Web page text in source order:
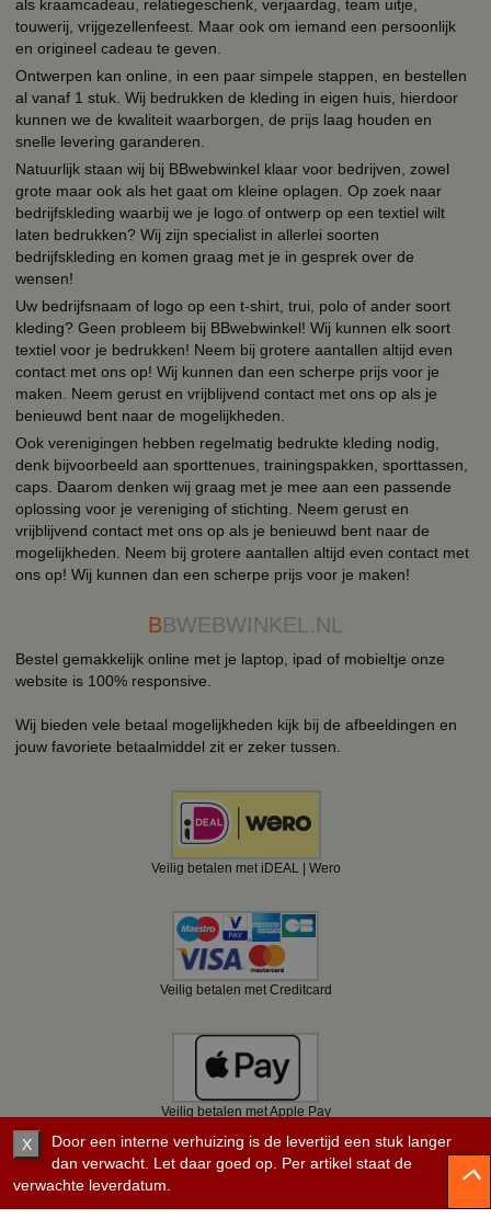
als kraamcadeau, relatiegeschenk, verjaardag, team uitje,
touwerij, vrijgezellenfeest. Maar ook om iemand een persoonlijk
en origineel cadeau te geven.
Ontwerpen kan online, in een paar simpele stappen, en bestellen
al vanaf 1 stuk. Wij bedrukken de kleding in eigen huis, hierdoor
kunnen we de kwaliteit waarborgen, de prijs laag houden en
snelle levering garanderen.
Natuurlijk staan wij bij BBwebwinkel klaar voor bedrijven, zowel
grote maar ook als het gaat om kleine oplagen. Op zoek naar
bedrijfskleding waarbij we je logo of ontwerp op een textiel wilt
laten bedrukken? Wij zijn specialist in allerlei soorten
bedrijfskleding en komen graag met je in gesprek over de
wensen!
Uw bedrijfsnaam of logo op een t-shirt, trui, polo of ander soort
kleding? Geen probleem bij BBwebwinkel! Wij kunnen elk soort
textiel voor je bedrukken! Neem bij grotere aantallen altijd even
contact met ons op! Wij kunnen dan een scherpe prijs voor je
maken. Neem gerust en vrijblijvend contact met ons op als je
benieuwd bent naar de mogelijkheden.
Ook verenigingen hebben regelmatig bedrukte kleding nodig,
denk bijvoorbeeld aan sporttenues, trainingspakken, sporttassen,
caps. Daarom denken wij graag met je mee aan een passende
oplossing voor je vereniging of stichting. Neem gerust en
vrijblijvend contact met ons op als je benieuwd bent naar de
mogelijkheden. Neem bij grotere aantallen altijd even contact met
ons op! Wij kunnen dan een scherpe prijs voor je maken!
BBWEBWINKEL.NL
Bestel gemakkelijk online met je laptop, ipad of mobieltje onze
website is 100% responsive.
Wij bieden vele betaal mogelijkheden kijk bij de afbeeldingen en
jouw favoriete betaalmiddel zit er zeker tussen.
Veilig betalen met iDEAL | Wero
Veilig betalen met Creditcard
Veilig betalen met Apple Pay
X
Door een interne verhuizing is de levertijd een stuk langer
dan verwacht. Let daar goed op. Per artikel staat de
verwachte leverdatum.